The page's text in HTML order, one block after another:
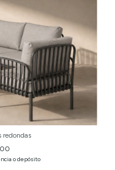
redondas
o depósito